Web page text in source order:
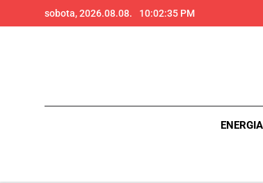
to
sobota, 2026.08.08. 10:02:36 PM
ENERGIA